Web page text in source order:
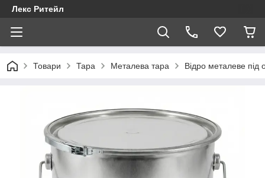
Лекс Ритейл
Товари Тара Металева тара Відро металеве під